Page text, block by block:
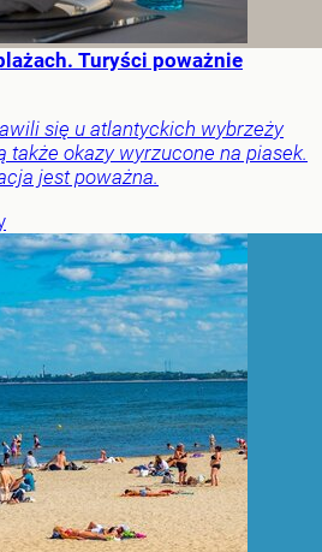
Turyści poważnie
się u atlantyckich wybrzeży
także okazy wyrzucone na piasek.
jest poważna.